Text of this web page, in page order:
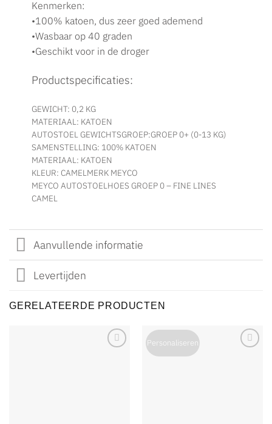
Kenmerken:
•100% katoen, dus zeer goed ademend
•Wasbaar op 40 graden
•Geschikt voor in de droger
Productspecificaties:
GEWICHT: 0,2 KG
MATERIAAL: KATOEN
AUTOSTOEL GEWICHTSGROEP:GROEP 0+ (0-13 KG)
SAMENSTELLING: 100% KATOEN
MATERIAAL: KATOEN
KLEUR: CAMELMERK MEYCO
MEYCO AUTOSTOELHOES GROEP 0 – FINE LINES
CAMEL
Aanvullende informatie
Levertijden
GERELATEERDE PRODUCTEN
Personaliseren